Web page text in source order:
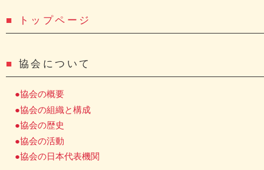
■ トップページ
■ 協会について
●協会の概要
●協会の組織と構成
●協会の歴史
●協会の活動
●協会の日本代表機関